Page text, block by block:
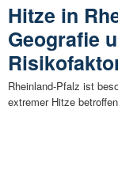
Hitze in
Geografie
Rheinland-Pfalz ist
extremer Hitze